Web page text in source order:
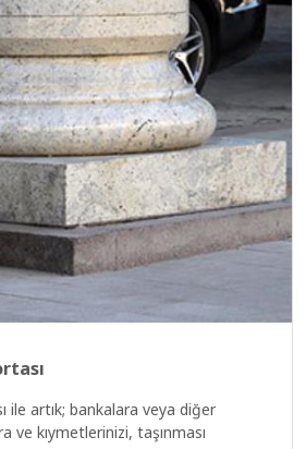
ile artık; bankalara veya diğer
ve kıymetlerinizi, taşınması